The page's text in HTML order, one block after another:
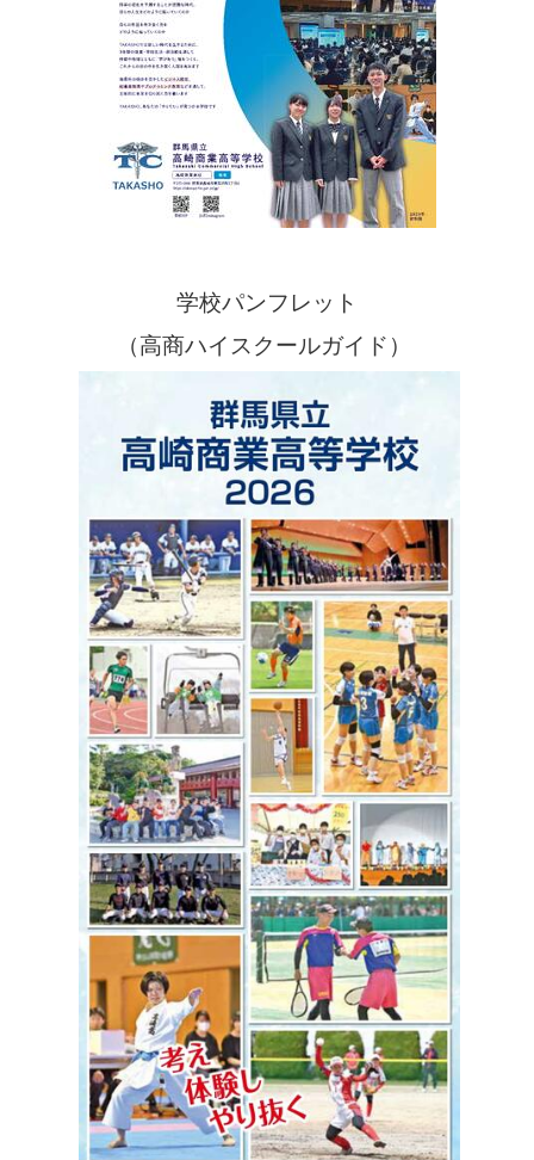
学校パンフレット
（高商ハイスクールガイド）